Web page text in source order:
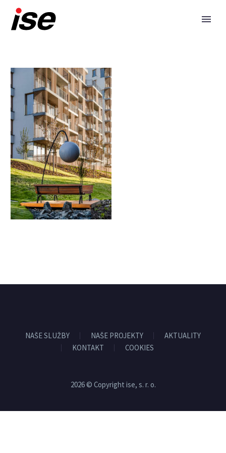
NAŠE SLUŽBY NAŠE PROJEKTY
AKTUALITY
KONTAKT
COOKIES
2026 © Copyright ise, s. r. o.